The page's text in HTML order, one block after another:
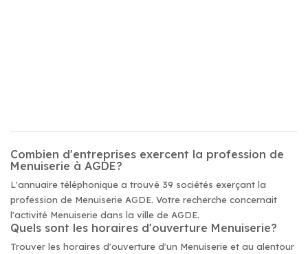
Combien d'entreprises exercent la profession de
Menuiserie à AGDE?
L'annuaire téléphonique a trouvé 39 sociétés exerçant la
profession de Menuiserie AGDE. Votre recherche concernait
l'activité Menuiserie dans la ville de AGDE.
Quels sont les horaires d'ouverture Menuiserie?
Trouver les horaires d'ouverture d'un Menuiserie et au alentour